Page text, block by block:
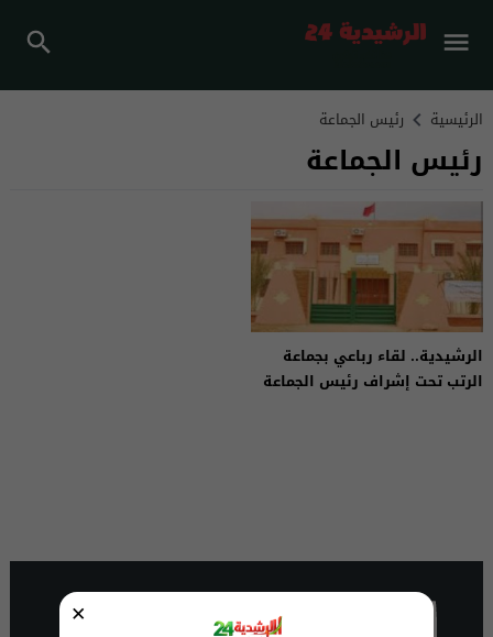
الرئيسية رئيس الجماعة
رئيس الجماعة
الرشيدية.. لقاء رباعي بجماعة
الرتب تحت إشراف رئيس الجماعة
×